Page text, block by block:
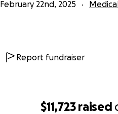
$11,723 raised
February 22nd, 2025
Report fundraiser